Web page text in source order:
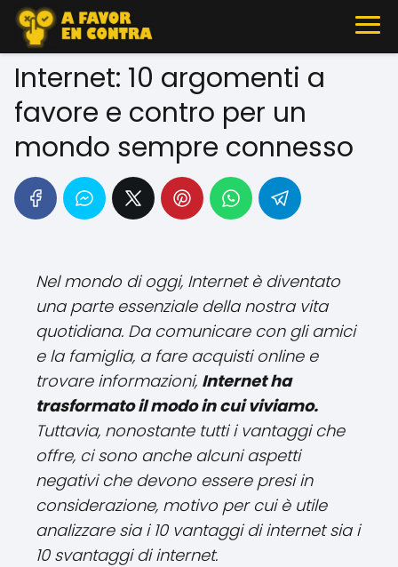
Internet: 10 argomenti a
favore e contro per un
mondo sempre connesso
Nel mondo di oggi, Internet è diventato
una parte essenziale della nostra vita
quotidiana. Da comunicare con gli amici
e la famiglia, a fare acquisti online e
trovare informazioni, Internet ha
trasformato il modo in cui viviamo.
Tuttavia, nonostante tutti i vantaggi che
offre, ci sono anche alcuni aspetti
negativi che devono essere presi in
considerazione, motivo per cui è utile
analizzare sia i 10 vantaggi di internet sia i
10 svantaggi di internet.